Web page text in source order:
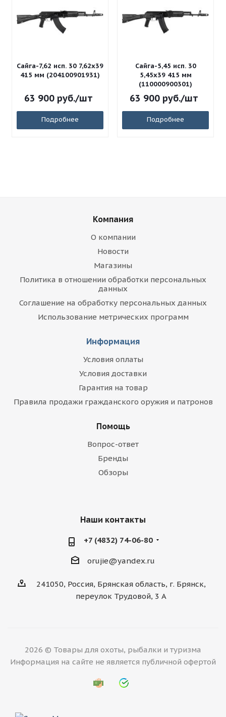
Сайга-7,62 исп. 30 7,62x39
415 мм (204100901931)
63 900руб./шт
Подробнее
Сайга-5,45 исп. 30
5,45x39 415 мм
(110000900301)
63 900руб./шт
Подробнее
Компания
О компании
Новости
Магазины
Политика в отношении обработки персональных
данных
Соглашение на обработку персональных данных
Использование метрических программ
Информация
Условия оплаты
Условия доставки
Гарантия на товар
Правила продажи гражданского оружия и патронов
Помощь
Вопрос-ответ
Бренды
Обзоры
Наши контакты
+7 (4832) 74-06-80
orujie@yandex.ru
241050, Россия, Брянская область, г. Брянск,
переулок Трудовой, 3 А
2026 © Товары для охоты, рыбалки и туризма
Информация на сайте не является публичной офертой